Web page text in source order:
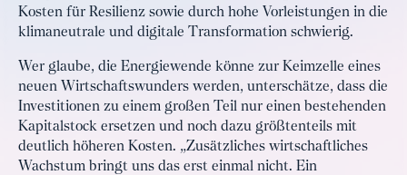
Kosten für Resilienz sowie durch hohe Vorleistungen in die
klimaneutrale und digitale Transformation schwierig.
Wer glaube, die Energiewende könne zur Keimzelle eines
neuen Wirtschaftswunders werden, unterschätze, dass die
Investitionen zu einem großen Teil nur einen bestehenden
Kapitalstock ersetzen und noch dazu größtenteils mit
deutlich höheren Kosten. „Zusätzliches wirtschaftliches
Wachstum bringt uns das erst einmal nicht. Ein